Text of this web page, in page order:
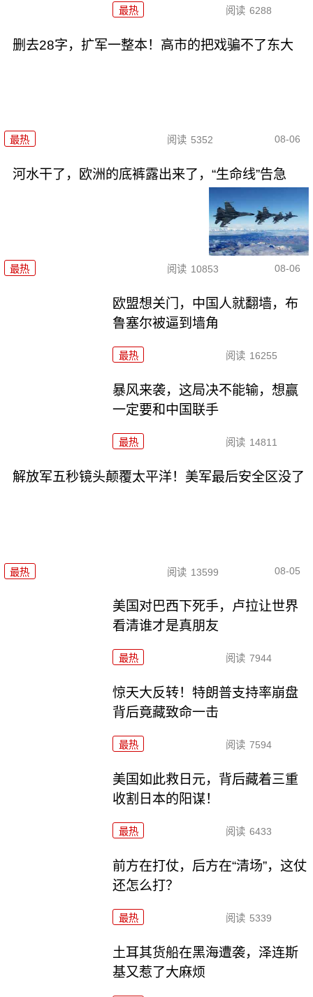
最热 阅读 6288
删去28字，扩军一整本！高市的把戏骗不了东大
最热 阅读 5352 08-06
河水干了，欧洲的底裤露出来了，“生命线”告急
最热 阅读 10853 08-06
欧盟想关门，中国人就翻墙，布
鲁塞尔被逼到墙角
最热 阅读 16255
暴风来袭，这局决不能输，想赢
一定要和中国联手
最热 阅读 14811
解放军五秒镜头颠覆太平洋！美军最后安全区没了
最热 阅读 13599 08-05
美国对巴西下死手，卢拉让世界
看清谁才是真朋友
最热 阅读 7944
惊天大反转！特朗普支持率崩盘
背后竟藏致命一击
最热 阅读 7594
美国如此救日元，背后藏着三重
收割日本的阳谋！
最热 阅读 6433
前方在打仗，后方在“清场”，这仗
还怎么打？
最热 阅读 5339
土耳其货船在黑海遭袭，泽连斯
基又惹了大麻烦